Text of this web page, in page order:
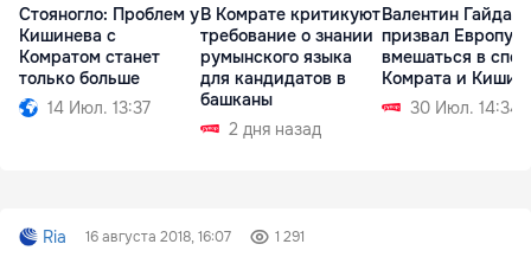
Стояногло: Проблем у
Кишинева с
Комратом станет
только больше
14 Июл. 13:37
В Комрате критикуют
требование о знании
румынского языка
для кандидатов в
башканы
2 дня назад
Валентин
призвал Европу
вмешаться в спор
Комрата и
30 Июл. 14:34
Ria 16 августа 2018, 16:07 1 291